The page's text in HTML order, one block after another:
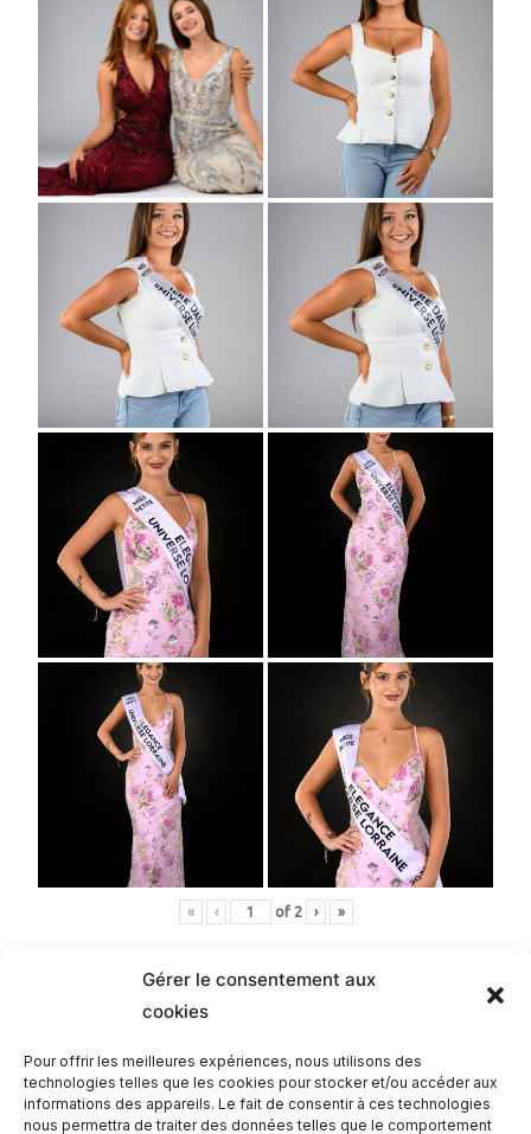
Gérer le consentement aux
cookies
Pour offrir les meilleures expériences, nous utilisons des
technologies telles que les cookies pour stocker et/ou accéder aux
informations des appareils. Le fait de consentir à ces technologies
nous permettra de traiter des données telles que le comportement
« ‹ of 2 › »
Romain